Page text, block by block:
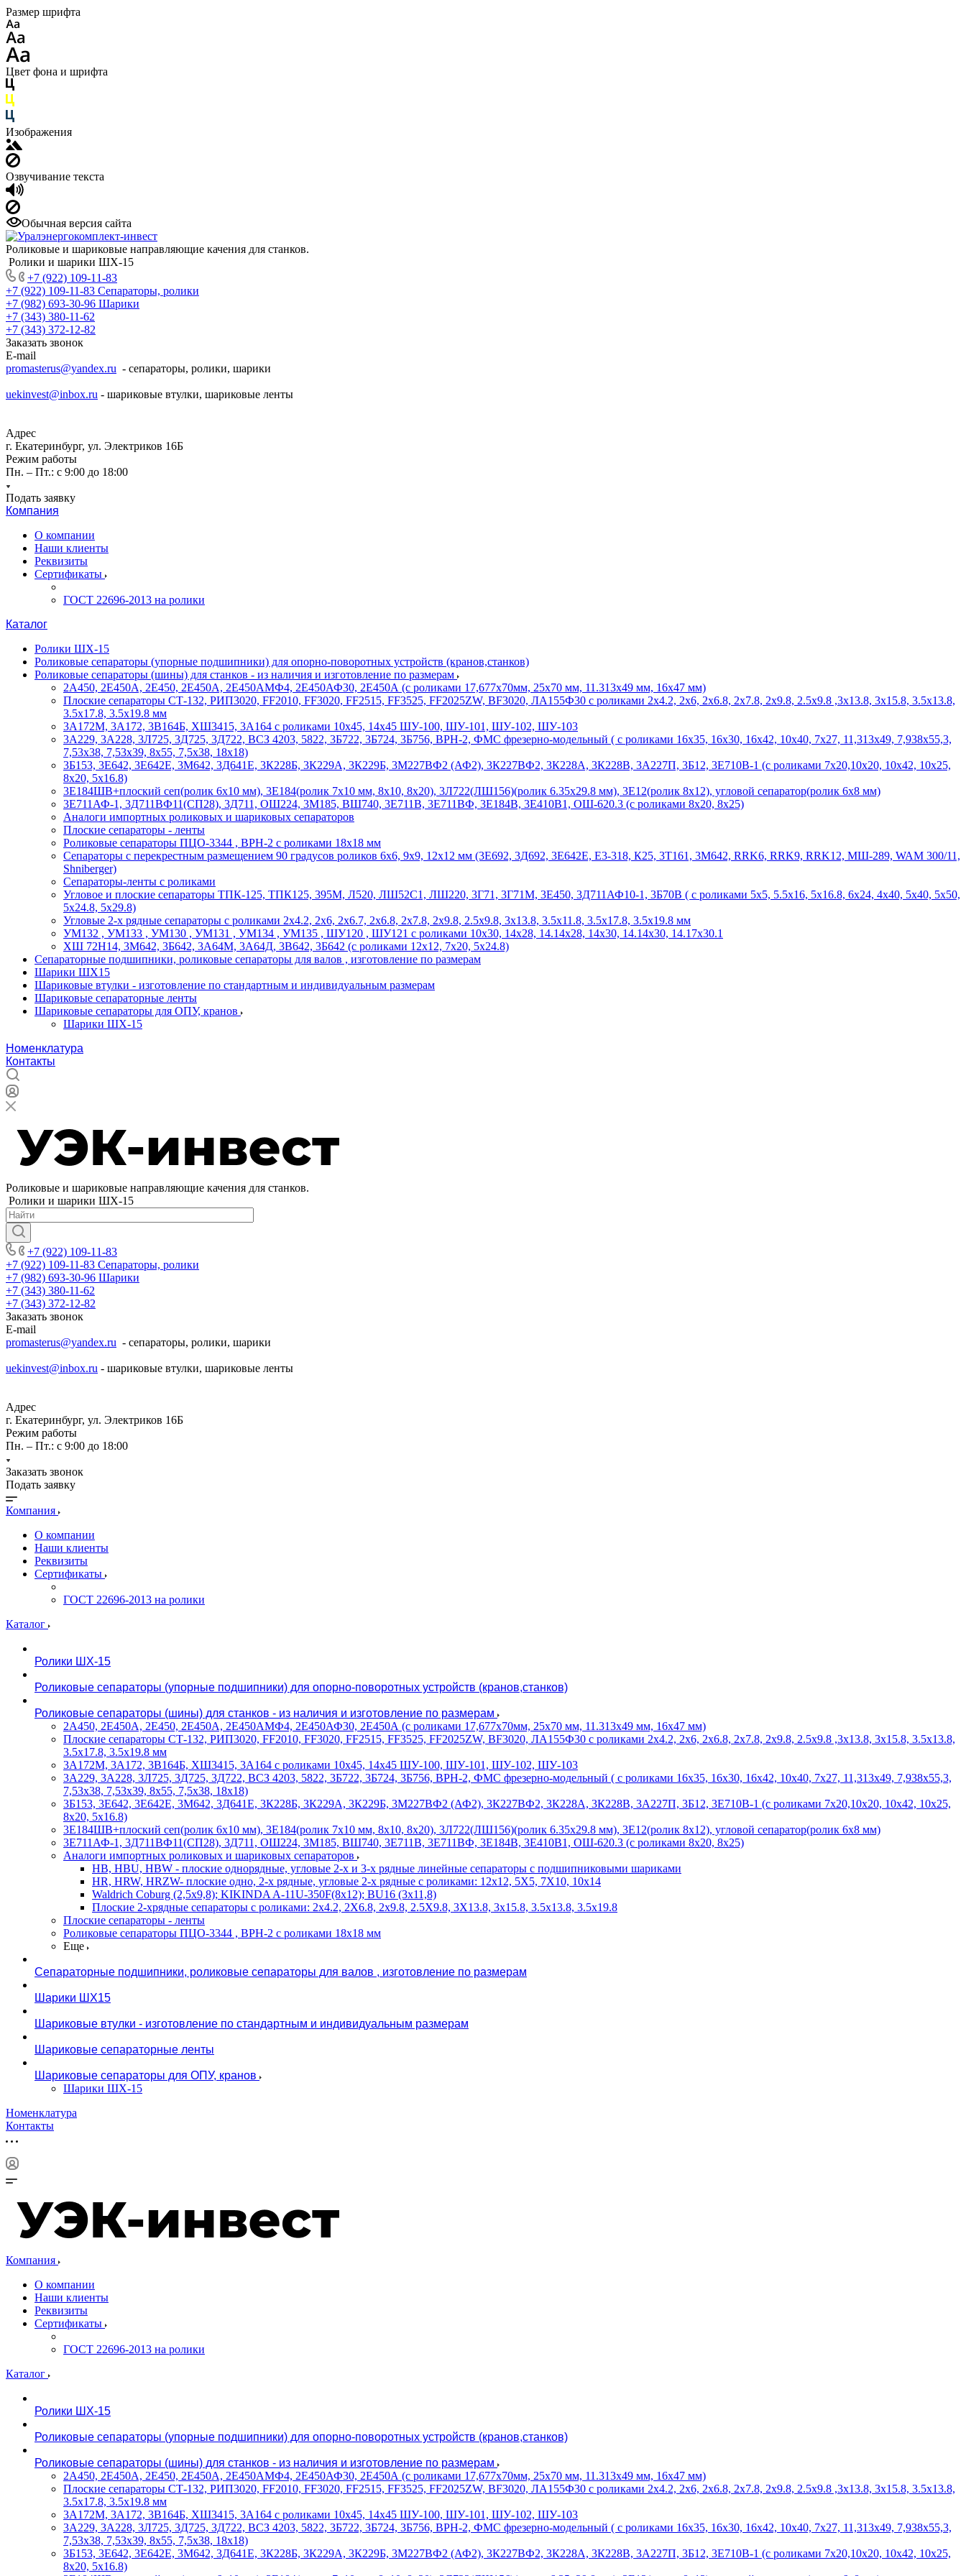
Размер шрифта
Цвет фона и шрифта
Изображения
Озвучивание текста
Обычная версия сайта
Роликовые и шариковые направляющие качения для станков.
Ролики и шарики ШХ-15
+7 (922) 109-11-83
+7 (922) 109-11-83 Сепараторы, ролики
+7 (982) 693-30-96 Шарики
+7 (343) 380-11-62
+7 (343) 372-12-82
Заказать звонок
E-mail
promasterus@yandex.ru - сепараторы, ролики, шарики
uekinvest@inbox.ru - шариковые втулки, шариковые ленты
Адрес
г. Екатеринбург, ул. Электриков 16Б
Режим работы
Пн. – Пт.: с 9:00 до 18:00
Подать заявку
Компания
О компании
Наши клиенты
Реквизиты
Сертификаты
ГОСТ 22696-2013 на ролики
Каталог
Ролики ШХ-15
Роликовые сепараторы (упорные подшипники) для опорно-поворотных устройств (кранов,станков)
Роликовые сепараторы (шины) для станков - из наличия и изготовление по размерам
2А450, 2Е450А, 2Е450, 2Е450А, 2Е450АМФ4, 2Е450АФ30, 2Е450А (с роликами 17,677х70мм, 25х70 мм, 11.313х49 мм, 16х47 мм)
Плоские сепараторы СТ-132, РИП3020, FF2010, FF3020, FF2515, FF3525, FF2025ZW, BF3020, ЛА155Ф30 с роликами 2х4.2, 2х6, 2х6.8, 2х7.8, 2х9.8, 2.5х9.8 ,3х13.8, 3х15.8, 3.5х13.8,
3.5х17.8, 3.5х19.8 мм
3А172М, 3А172, 3В164Б, ХШ3415, 3А164 с роликами 10х45, 14х45 ШУ-100, ШУ-101, ШУ-102, ШУ-103
3А229, 3А228, 3Л725, 3Д725, 3Д722, ВСЗ 4203, 5822, 3Б722, 3Б724, 3Б756, ВРН-2, ФМС фрезерно-модельный ( с роликами 16х35, 16х30, 16х42, 10х40, 7х27, 11,313х49, 7,938х55,3,
7,53х38, 7,53х39, 8х55, 7,5х38, 18х18)
3Б153, 3Е642, 3Е642Е, 3М642, 3Д641Е, 3К228Б, 3К229А, 3К229Б, 3М227ВФ2 (АФ2), 3К227ВФ2, 3К228А, 3К228В, 3А227П, 3Б12, 3Е710В-1 (с роликами 7х20,10х20, 10х42, 10х25,
8х20, 5х16.8)
3Е184ШВ+плоский сеп(ролик 6х10 мм), 3Е184(ролик 7х10 мм, 8х10, 8х20), 3Л722(ЛШ156)(ролик 6.35х29.8 мм), 3Е12(ролик 8х12), угловой сепаратор(ролик 6х8 мм)
3Е711АФ-1, 3Д711ВФ11(СП28), 3Д711, ОШ224, 3М185, ВШ740, 3Е711В, 3Е711ВФ, 3Е184В, 3Е410В1, ОШ-620.3 (с роликами 8х20, 8х25)
Аналоги импортных роликовых и шариковых сепараторов
Плоские сепараторы - ленты
Роликовые сепараторы ПЦО-3344 , ВРН-2 с роликами 18х18 мм
Сепараторы с перекрестным размещением 90 градусов роликов 6х6, 9х9, 12х12 мм (3Е692, 3Д692, 3Е642Е, Е3-318, К25, 3Т161, 3М642, RRK6, RRK9, RRK12, МШ-289, WAM 300/11,
Shniberger)
Сепараторы-ленты с роликами
Угловое и плоские сепараторы ТПК-125, ТПК125, 395М, Л520, ЛШ52С1, ЛШ220, 3Г71, 3Г71М, 3Е450, 3Д711АФ10-1, 3Б70В ( с роликами 5х5, 5.5х16, 5х16.8, 6х24, 4х40, 5х40, 5х50,
5х24.8, 5х29.8)
Угловые 2-х рядные сепараторы с роликами 2х4.2, 2х6, 2х6.7, 2х6.8, 2х7.8, 2х9.8, 2.5х9.8, 3х13.8, 3.5х11.8, 3.5х17.8, 3.5х19.8 мм
УМ132 , УМ133 , УМ130 , УМ131 , УМ134 , УМ135 , ШУ120 , ШУ121 с роликами 10х30, 14х28, 14.14х28, 14х30, 14.14х30, 14.17х30.1
ХШ 72Н14, 3М642, 3Б642, 3А64М, 3А64Д, 3В642, 3Б642 (с роликами 12х12, 7х20, 5х24.8)
Сепараторные подшипники, роликовые сепараторы для валов , изготовление по размерам
Шарики ШХ15
Шариковые втулки - изготовление по стандартным и индивидуальным размерам
Шариковые сепараторные ленты
Шариковые сепараторы для ОПУ, кранов
Шарики ШХ-15
Номенклатура
Контакты
Роликовые и шариковые направляющие качения для станков.
Ролики и шарики ШХ-15
+7 (922) 109-11-83
+7 (922) 109-11-83 Сепараторы, ролики
+7 (982) 693-30-96 Шарики
+7 (343) 380-11-62
+7 (343) 372-12-82
Заказать звонок
E-mail
promasterus@yandex.ru - сепараторы, ролики, шарики
uekinvest@inbox.ru - шариковые втулки, шариковые ленты
Адрес
г. Екатеринбург, ул. Электриков 16Б
Режим работы
Пн. – Пт.: с 9:00 до 18:00
Заказать звонок
Подать заявку
Компания
О компании
Наши клиенты
Реквизиты
Сертификаты
ГОСТ 22696-2013 на ролики
Каталог
Ролики ШХ-15
Роликовые сепараторы (упорные подшипники) для опорно-поворотных устройств (кранов,станков)
Роликовые сепараторы (шины) для станков - из наличия и изготовление по размерам
2А450, 2Е450А, 2Е450, 2Е450А, 2Е450АМФ4, 2Е450АФ30, 2Е450А (с роликами 17,677х70мм, 25х70 мм, 11.313х49 мм, 16х47 мм)
Плоские сепараторы СТ-132, РИП3020, FF2010, FF3020, FF2515, FF3525, FF2025ZW, BF3020, ЛА155Ф30 с роликами 2х4.2, 2х6, 2х6.8, 2х7.8, 2х9.8, 2.5х9.8 ,3х13.8, 3х15.8, 3.5х13.8,
3.5х17.8, 3.5х19.8 мм
3А172М, 3А172, 3В164Б, ХШ3415, 3А164 с роликами 10х45, 14х45 ШУ-100, ШУ-101, ШУ-102, ШУ-103
3А229, 3А228, 3Л725, 3Д725, 3Д722, ВСЗ 4203, 5822, 3Б722, 3Б724, 3Б756, ВРН-2, ФМС фрезерно-модельный ( с роликами 16х35, 16х30, 16х42, 10х40, 7х27, 11,313х49, 7,938х55,3,
7,53х38, 7,53х39, 8х55, 7,5х38, 18х18)
3Б153, 3Е642, 3Е642Е, 3М642, 3Д641Е, 3К228Б, 3К229А, 3К229Б, 3М227ВФ2 (АФ2), 3К227ВФ2, 3К228А, 3К228В, 3А227П, 3Б12, 3Е710В-1 (с роликами 7х20,10х20, 10х42, 10х25,
8х20, 5х16.8)
3Е184ШВ+плоский сеп(ролик 6х10 мм), 3Е184(ролик 7х10 мм, 8х10, 8х20), 3Л722(ЛШ156)(ролик 6.35х29.8 мм), 3Е12(ролик 8х12), угловой сепаратор(ролик 6х8 мм)
3Е711АФ-1, 3Д711ВФ11(СП28), 3Д711, ОШ224, 3М185, ВШ740, 3Е711В, 3Е711ВФ, 3Е184В, 3Е410В1, ОШ-620.3 (с роликами 8х20, 8х25)
Аналоги импортных роликовых и шариковых сепараторов
HB, HBU, HBW - плоские однорядные, угловые 2-х и 3-х рядные линейные сепараторы с подшипниковыми шариками
HR, HRW, HRZW- плоские одно, 2-х рядные, угловые 2-х рядные с роликами: 12х12, 5X5, 7X10, 10х14
Waldrich Coburg (2,5х9,8); KIKINDA A-11U-350F(8х12); BU16 (3х11,8)
Плоские 2-хрядные сепараторы с роликами: 2х4.2, 2X6.8, 2х9.8, 2.5X9.8, 3X13.8, 3х15.8, 3.5х13.8, 3.5х19.8
Плоские сепараторы - ленты
Роликовые сепараторы ПЦО-3344 , ВРН-2 с роликами 18х18 мм
Еще
Сепараторные подшипники, роликовые сепараторы для валов , изготовление по размерам
Шарики ШХ15
Шариковые втулки - изготовление по стандартным и индивидуальным размерам
Шариковые сепараторные ленты
Шариковые сепараторы для ОПУ, кранов
Шарики ШХ-15
Номенклатура
Контакты
Компания
О компании
Наши клиенты
Реквизиты
Сертификаты
ГОСТ 22696-2013 на ролики
Каталог
Ролики ШХ-15
Роликовые сепараторы (упорные подшипники) для опорно-поворотных устройств (кранов,станков)
Роликовые сепараторы (шины) для станков - из наличия и изготовление по размерам
2А450, 2Е450А, 2Е450, 2Е450А, 2Е450АМФ4, 2Е450АФ30, 2Е450А (с роликами 17,677х70мм, 25х70 мм, 11.313х49 мм, 16х47 мм)
Плоские сепараторы СТ-132, РИП3020, FF2010, FF3020, FF2515, FF3525, FF2025ZW, BF3020, ЛА155Ф30 с роликами 2х4.2, 2х6, 2х6.8, 2х7.8, 2х9.8, 2.5х9.8 ,3х13.8, 3х15.8, 3.5х13.8,
3.5х17.8, 3.5х19.8 мм
3А172М, 3А172, 3В164Б, ХШ3415, 3А164 с роликами 10х45, 14х45 ШУ-100, ШУ-101, ШУ-102, ШУ-103
3А229, 3А228, 3Л725, 3Д725, 3Д722, ВСЗ 4203, 5822, 3Б722, 3Б724, 3Б756, ВРН-2, ФМС фрезерно-модельный ( с роликами 16х35, 16х30, 16х42, 10х40, 7х27, 11,313х49, 7,938х55,3,
7,53х38, 7,53х39, 8х55, 7,5х38, 18х18)
3Б153, 3Е642, 3Е642Е, 3М642, 3Д641Е, 3К228Б, 3К229А, 3К229Б, 3М227ВФ2 (АФ2), 3К227ВФ2, 3К228А, 3К228В, 3А227П, 3Б12, 3Е710В-1 (с роликами 7х20,10х20, 10х42, 10х25,
8х20, 5х16.8)